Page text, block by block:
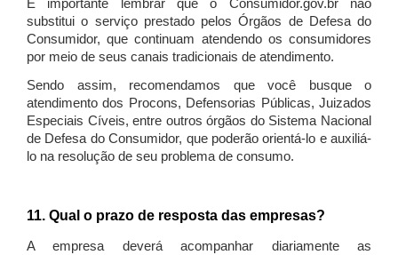
É importante lembrar que o Consumidor.gov.br não
substitui o serviço prestado pelos Órgãos de Defesa do
Consumidor, que continuam atendendo os consumidores
por meio de seus canais tradicionais de atendimento.
Sendo assim, recomendamos que você busque o
atendimento dos Procons, Defensorias Públicas, Juizados
Especiais Cíveis, entre outros órgãos do Sistema Nacional
de Defesa do Consumidor, que poderão orientá-lo e auxiliá-
lo na resolução de seu problema de consumo.
11. Qual o prazo de resposta das empresas?
A empresa deverá acompanhar diariamente as